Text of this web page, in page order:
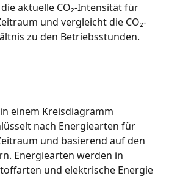
aktuelle CO₂-Intensität für
und vergleicht die CO₂-
zu den Betriebsstunden.
einem Kreisdiagramm
nach Energiearten für
und basierend auf den
Energiearten werden in
und elektrische Energie